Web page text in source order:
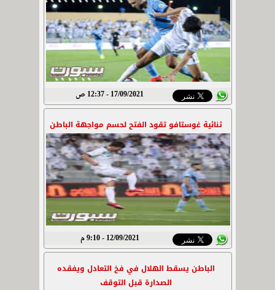
17/09/2021 - 12:37 ص
ثنائية غوستافو تقود الفتح لحسم مواجهة الباطن
12/09/2021 - 9:10 م
الباطن يسقط الهلال في فخ التعادل ويفقده
الصدارة قبل التوقف